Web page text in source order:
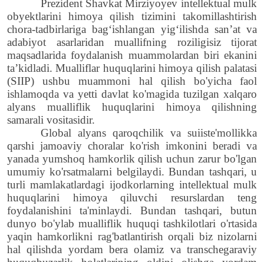
Prezident Shavkat Mirziyoyev intellektual mulk
obyektlarini himoya qilish tizimini takomillashtirish
chora-tadbirlariga bag‘ishlangan yig‘ilishda san’at va
adabiyot asarlaridan muallifning roziligisiz tijorat
maqsadlarida foydalanish muammolardan biri ekanini
ta’kidladi. Mualliflar huquqlarini himoya qilish palatasi
(SIIP) ushbu muammoni hal qilish bo'yicha faol
ishlamoqda va yetti davlat ko'magida tuzilgan xalqaro
alyans mualliflik huquqlarini himoya qilishning
samarali vositasidir.
Global alyans qaroqchilik va suiiste'mollikka
qarshi jamoaviy choralar ko'rish imkonini beradi va
yanada yumshoq hamkorlik qilish uchun zarur bo'lgan
umumiy ko'rsatmalarni belgilaydi. Bundan tashqari, u
turli mamlakatlardagi ijodkorlarning intellektual mulk
huquqlarini himoya qiluvchi resurslardan teng
foydalanishini ta'minlaydi. Bundan tashqari, butun
dunyo bo'ylab mualliflik huquqi tashkilotlari o'rtasida
yaqin hamkorlikni rag'batlantirish orqali biz nizolarni
hal qilishda yordam bera olamiz va transchegaraviy